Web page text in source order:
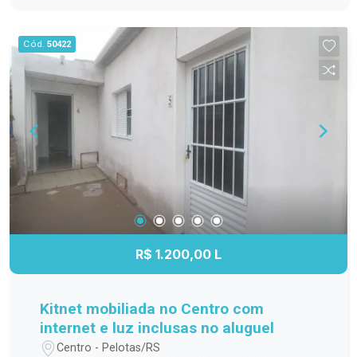
aproveitamento do espaço; Banheiro completo;
Apartamento localizado no 3º andar,
proporcionando mais privacidade, boa ventilação
e excelente iluminação natural. Localização
Localizado na Avenida Duque de Caxias, o
Residencial Estrela Gaúcha oferece fácil acesso
aos principais pontos da cidade. O imóvel está
próximo a supermercados, escolas, farmácias,
transporte público e diversos comércios e
serviços, trazendo mais praticidade para o dia a
de conhecer este apartamento. Entre em contato
e agende sua visita para descobrir tudo o que
Cód. 50422
R$ 1.200,00 L
Kitnet mobiliada no Centro com
internet e luz inclusas no aluguel
Centro - Pelotas/RS